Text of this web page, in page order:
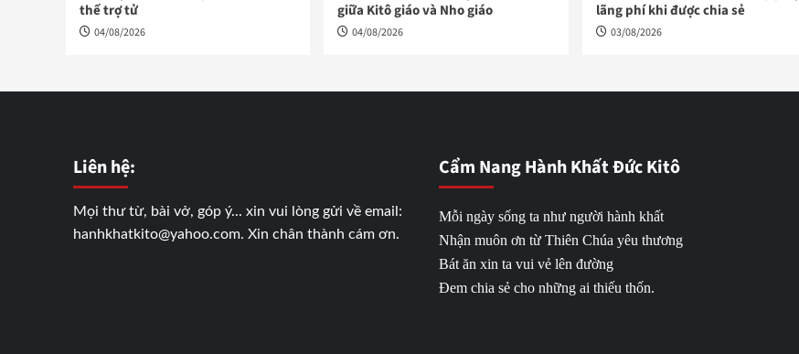
thế trợ tử
04/08/2026
giữa Kitô giáo và Nho giáo
04/08/2026
lãng phí khi được chia sẻ
03/08/2026
Liên hệ:
Mọi thư từ, bài vở, góp ý... xin vui lòng gửi về email:
hanhkhatkito@yahoo.com. Xin chân thành cám ơn.
Cẩm Nang Hành Khất Đức Kitô
Mỗi ngày sống ta như người hành khất
Nhận muôn ơn từ Thiên Chúa yêu thương
Bát ăn xin ta vui vẻ lên đường
Đem chia sẻ cho những ai thiếu thốn.